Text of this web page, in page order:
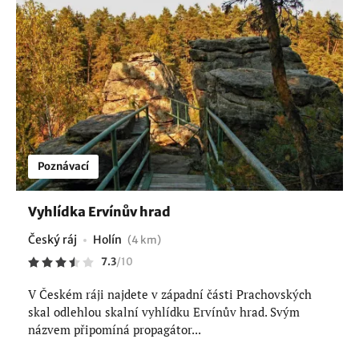
Poznávací
Vyhlídka Ervínův hrad
Český ráj Holín (4 km)
7.3/10
V Českém ráji najdete v západní části Prachovských
skal odlehlou skalní vyhlídku Ervínův hrad. Svým
názvem připomíná propagátor...